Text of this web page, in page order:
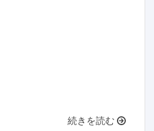
続きを読む